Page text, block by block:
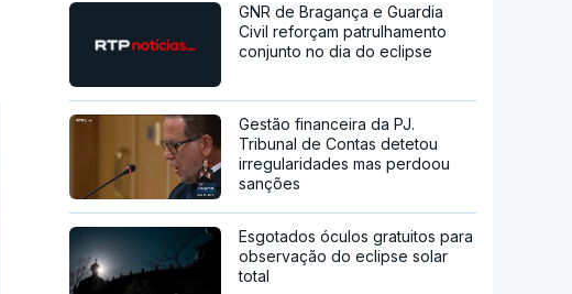
GNR de Bragança e Guardia
Civil reforçam patrulhamento
conjunto no dia do eclipse
Gestão financeira da PJ.
Tribunal de Contas detetou
irregularidades mas perdoou
sanções
Esgotados óculos gratuitos para
observação do eclipse solar
total